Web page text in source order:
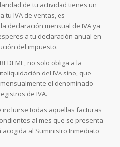
de tu actividad tienes un
tu IVA de ventas, es
declaración mensual de IVA ya
a tu declaración anual en
del impuesto.
no solo obliga a la
del IVA sino, que
el denominado
de IVA.
incluirse todas aquellas facturas
al mes que se presenta
al Suministro Inmediato